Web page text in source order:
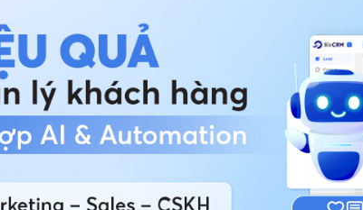
liên kết với các công ty khác, đến năm 2002
tác giới thiệu khách hàngcho Amazon với mức hoa
cả những nỗ lực này của Amazon nhằm tạo cho
hàng đồng thời khuyến khích khách hàng tiếp tục